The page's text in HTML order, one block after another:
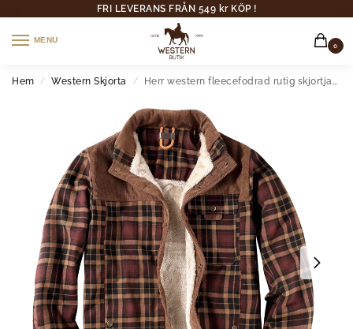
FRI LEVERANS FRÅN 549 kr KÖP !
MENU
0
Hem / Western Skjorta / Herr western fleecefodrad rutig skjortjacka med ulldetaljer